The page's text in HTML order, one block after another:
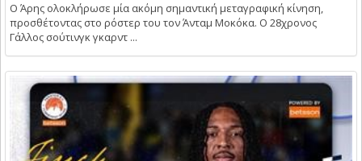
Ο Άρης ολοκλήρωσε μία ακόμη σημαντική μεταγραφική κίνηση,
προσθέτοντας στο ρόστερ του τον Άνταμ Μοκόκα. Ο 28χρονος
Γάλλος σούτινγκ γκαρντ ...